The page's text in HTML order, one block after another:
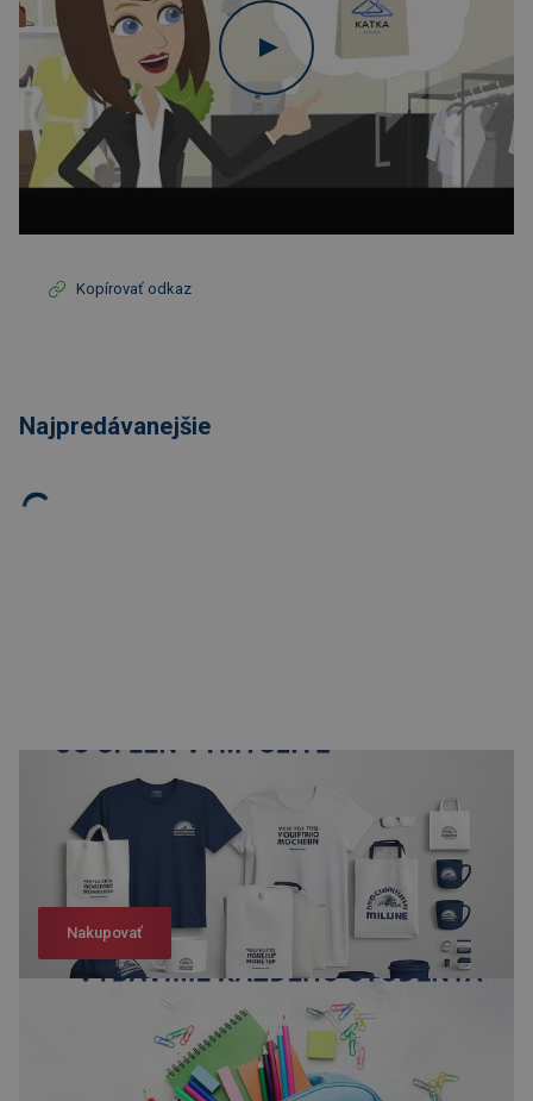
Kopírovať odkaz
Najpredávanejšie
Nakupovať